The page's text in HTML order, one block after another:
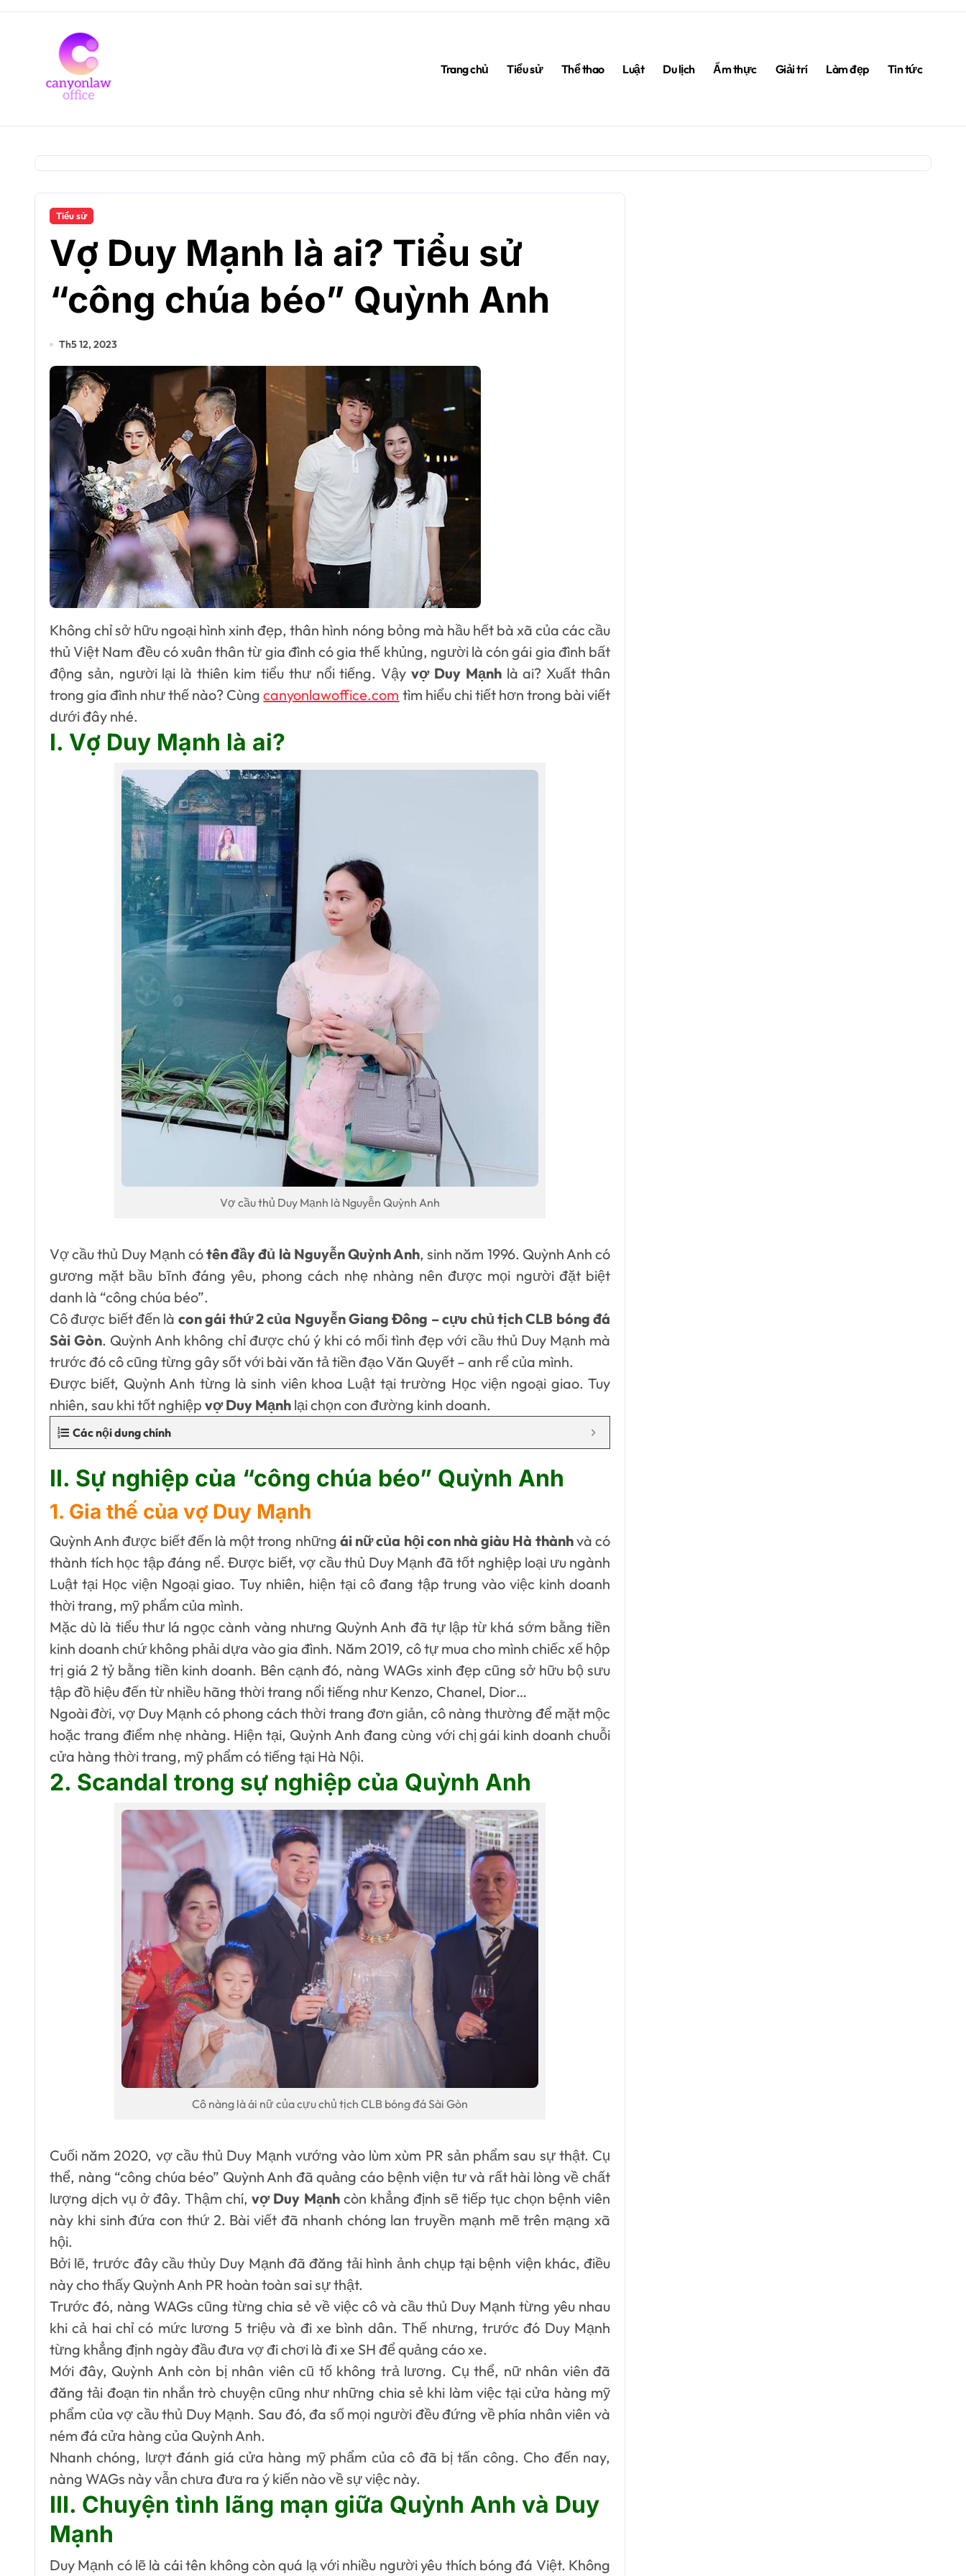
Trang chủ Tiểu sử Thể thao Luật Du lịch Ẩm thực Giải trí Làm đẹp Tin tức
Tiểu sử
Vợ Duy Mạnh là ai? Tiểu sử
“công chúa béo” Quỳnh Anh
Th5 12, 2023
Không chỉ sở hữu ngoại hình xinh đẹp, thân hình nóng bỏng mà hầu hết bà xã của các cầu
thủ Việt Nam đều có xuân thân từ gia đình có gia thế khủng, người là cón gái gia đình bất
động sản, người lại là thiên kim tiểu thư nổi tiếng. Vậy vợ Duy Mạnhlà ai? Xuất thân
trong gia đình như thế nào? Cùngcanyonlawoffice.com tìm hiểu chi tiết hơn trong bài viết
dưới đây nhé.
I. Vợ Duy Mạnh là ai?
Vợ cầu thủ Duy Mạnh là Nguyễn Quỳnh Anh
Vợ cầu thủ Duy Mạnh cótên đầy đủ là Nguyễn Quỳnh Anh, sinh năm 1996. Quỳnh Anh có
gương mặt bầu bĩnh đáng yêu, phong cách nhẹ nhàng nên được mọi người đặt biệt
danh là “công chúa béo”.
Cô được biết đến là con gái thứ 2 của Nguyễn Giang Đông – cựu chủ tịch CLB bóng đá
Sài Gòn. Quỳnh Anh không chỉ được chú ý khi có mối tình đẹp với cầu thủ Duy Mạnh mà
trước đó cô cũng từng gây sốt với bài văn tả tiền đạo Văn Quyết – anh rể của mình.
Được biết, Quỳnh Anh từng là sinh viên khoa Luật tại trường Học viện ngoại giao. Tuy
nhiên, sau khi tốt nghiệp vợ Duy Mạnh lại chọn con đường kinh doanh.
Các nội dung chính
II. Sự nghiệp của “công chúa béo” Quỳnh Anh
1. Gia thế của vợ Duy Mạnh
Quỳnh Anh được biết đến là một trong những ái nữ của hội con nhà giàu Hà thànhvà có
thành tích học tập đáng nể. Được biết, vợ cầu thủ Duy Mạnh đã tốt nghiệp loại ưu ngành
Luật tại Học viện Ngoại giao. Tuy nhiên, hiện tại cô đang tập trung vào việc kinh doanh
thời trang, mỹ phẩm của mình.
Mặc dù là tiểu thư lá ngọc cành vàng nhưng Quỳnh Anh đã tự lập từ khá sớm bằng tiền
kinh doanh chứ không phải dựa vào gia đình. Năm 2019, cô tự mua cho mình chiếc xế hộp
trị giá 2 tỷ bằng tiền kinh doanh. Bên cạnh đó, nàng WAGs xinh đẹp cũng sở hữu bộ sưu
tập đồ hiệu đến từ nhiều hãng thời trang nổi tiếng như Kenzo, Chanel, Dior…
Ngoài đời, vợ Duy Mạnh có phong cách thời trang đơn giản, cô nàng thường để mặt mộc
hoặc trang điểm nhẹ nhàng. Hiện tại, Quỳnh Anh đang cùng với chị gái kinh doanh chuỗi
cửa hàng thời trang, mỹ phẩm có tiếng tại Hà Nội.
2. Scandal trong sự nghiệp của Quỳnh Anh
Cô nàng là ái nữ của cựu chủ tịch CLB bóng đá Sài Gòn
Cuối năm 2020, vợ cầu thủ Duy Mạnh vướng vào lùm xùm PR sản phẩm sau sự thật. Cụ
thể, nàng “công chúa béo” Quỳnh Anh đã quảng cáo bệnh viện tư và rất hài lòng về chất
lượng dịch vụ ở đây. Thậm chí,vợ Duy Mạnhcòn khẳng định sẽ tiếp tục chọn bệnh viên
này khi sinh đứa con thứ 2. Bài viết đã nhanh chóng lan truyền mạnh mẽ trên mạng xã
hội.
Bởi lẽ, trước đây cầu thủy Duy Mạnh đã đăng tải hình ảnh chụp tại bệnh viện khác, điều
này cho thấy Quỳnh Anh PR hoàn toàn sai sự thật.
Trước đó, nàng WAGs cũng từng chia sẻ về việc cô và cầu thủ Duy Mạnh từng yêu nhau
khi cả hai chỉ có mức lương 5 triệu và đi xe bình dân. Thế nhưng, trước đó Duy Mạnh
từng khẳng định ngày đầu đưa vợ đi chơi là đi xe SH để quảng cáo xe.
Mới đây, Quỳnh Anh còn bị nhân viên cũ tố không trả lương. Cụ thể, nữ nhân viên đã
đăng tải đoạn tin nhắn trò chuyện cũng như những chia sẻ khi làm việc tại cửa hàng mỹ
phẩm của vợ cầu thủ Duy Mạnh. Sau đó, đa số mọi người đều đứng về phía nhân viên và
ném đá cửa hàng của Quỳnh Anh.
Nhanh chóng, lượt đánh giá cửa hàng mỹ phẩm của cô đã bị tấn công. Cho đến nay,
nàng WAGs này vẫn chưa đưa ra ý kiến nào về sự việc này.
III. Chuyện tình lãng mạn giữa Quỳnh Anh và Duy
Mạnh
Duy Mạnh có lẽ là cái tên không còn quá lạ với nhiều người yêu thích bóng đá Việt. Không